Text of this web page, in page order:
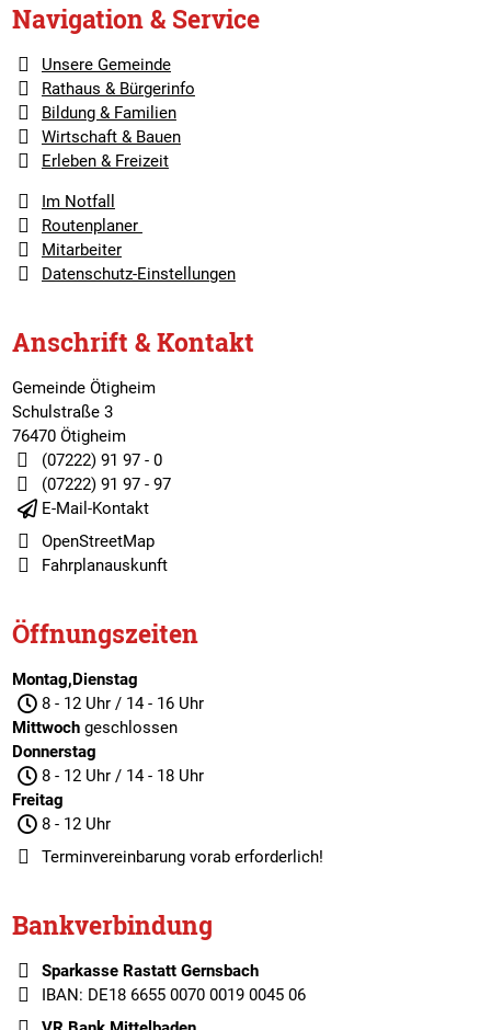
Navigation & Service
Unsere Gemeinde
Rathaus & Bürgerinfo
Bildung & Familien
Wirtschaft & Bauen
Erleben & Freizeit
Im Notfall
Routenplaner
Mitarbeiter
Datenschutz-Einstellungen
Anschrift & Kontakt
Gemeinde Ötigheim
Schulstraße 3
76470 Ötigheim
(07222) 91 97 - 0
(07222) 91 97 - 97
E-Mail-Kontakt
OpenStreetMap
Fahrplanauskunft
Öffnungszeiten
Montag,Dienstag
8 - 12 Uhr / 14 - 16 Uhr
Mittwochgeschlossen
Donnerstag
8 - 12 Uhr / 14 - 18 Uhr
Freitag
8 - 12 Uhr
Terminvereinbarungvorab erforderlich!
Bankverbindung
Sparkasse Rastatt Gernsbach
IBAN: DE18 6655 0070 0019 0045 06